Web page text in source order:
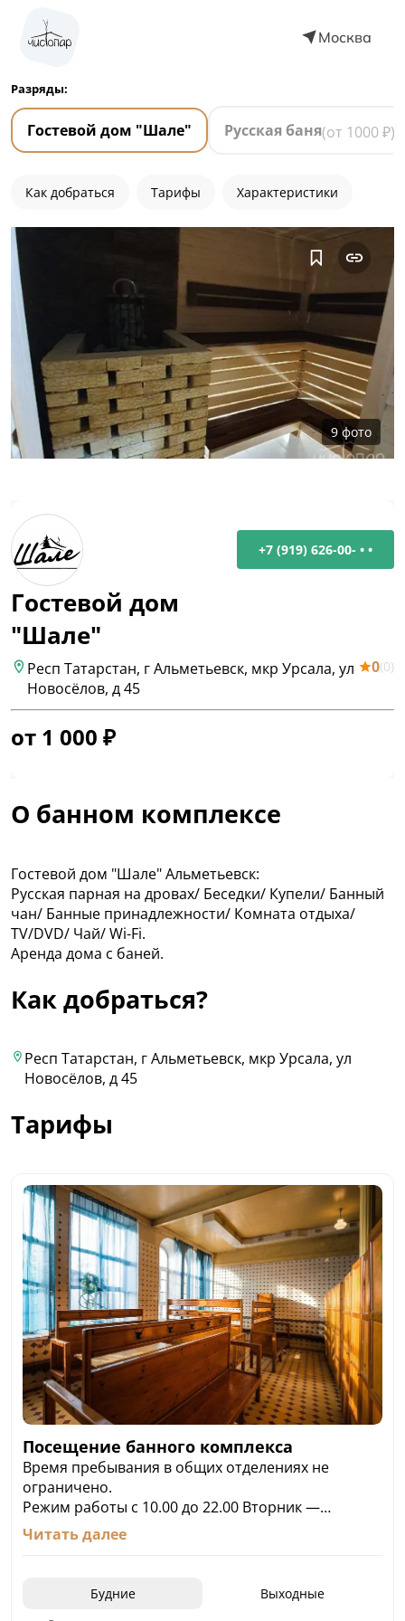
Москва
Разряды:
Гостевой дом "Шале" Русская баня(от 1000 ₽)
Как добраться Тарифы Характеристики
9 фото
+7 (919) 626-00- • •
Гостевой дом
"Шале"
Респ Татарстан, г Альметьевск, мкр Урсала, ул
Новосёлов, д 45
0(0)
от 1 000 ₽
О банном комплексе
Гостевой дом "Шале" Альметьевск:
Русская парная на дровах/ Беседки/ Купели/ Банный
чан/ Банные принадлежности/ Комната отдыха/
TV/DVD/ Чай/ Wi-Fi.
Аренда дома с баней.
Как добраться?
Респ Татарстан, г Альметьевск, мкр Урсала, ул
Новосёлов, д 45
Тарифы
Посещение банного комплекса
Время пребывания в общих отделениях не
ограничено.
Режим работы с 10.00 до 22.00 Вторник —
льготный день. В этот день стоимость для
пенсионеров, инвалидов и студентов — 250
Душевые номера общей площадью 20 квадратных
метров с комнатой отдыха.
Читать далее
Будние
Выходные